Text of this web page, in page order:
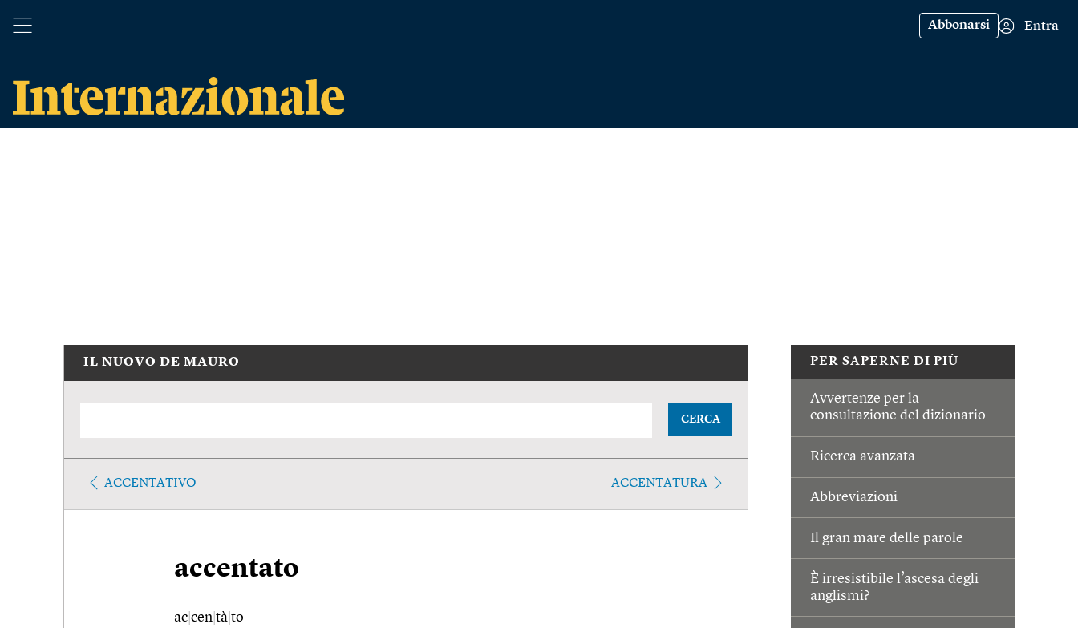
Abbonarsi Entra
PER SAPERNE DI PIÙ
Avvertenze per la
consultazione del dizionario
Ricerca avanzata
Abbreviazioni
Il gran mare delle parole
È irresistibile l’ascesa degli
anglismi?
IL NUOVO DE MAURO
CERCA
ACCENTATIVO ACCENTATURA
accentato
ac cen tà to